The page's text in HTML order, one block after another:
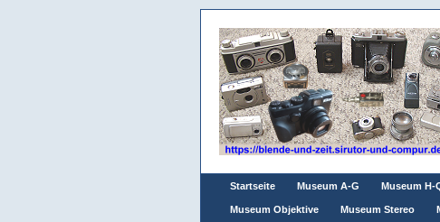
Startseite Museum A-G Museum H-
Museum Objektive Museum Stereo